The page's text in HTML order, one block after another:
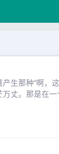
生那种“啊，
丈。那是在一